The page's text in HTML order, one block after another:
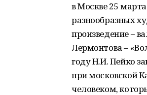
в Москве 25
разнообразных
произведение –
Лермонтова –
году Н.И. Пейко
при московской
человеком,